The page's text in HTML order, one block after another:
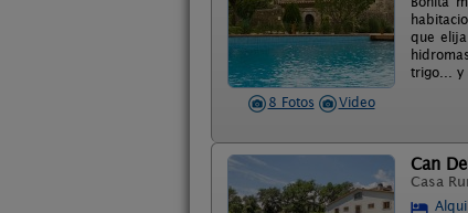
8 Fotos Video
que
trigo... y
Can
Casa